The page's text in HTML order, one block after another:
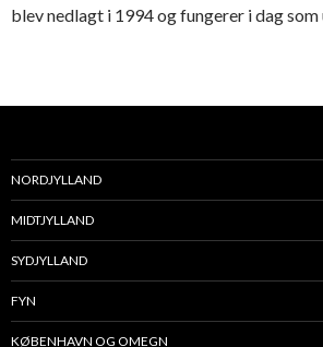
blev nedlagt i 1994 og fungerer i dag
NORDJYLLAND
MIDTJYLLAND
SYDJYLLAND
FYN
KØBENHAVN OG OMEGN